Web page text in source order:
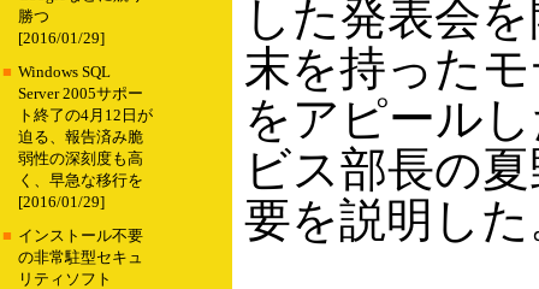
勝つ
[2016/01/29]
■ Windows SQL
Server 2005サポー
ト終了の4月12日が
迫る、報告済み脆
弱性の深刻度も高
く、早急な移行を
[2016/01/29]
■ インストール不要
の非常駐型セキュ
リティソフト
した発表会
末を持った
をアピール
ビス部長の
要を説明し